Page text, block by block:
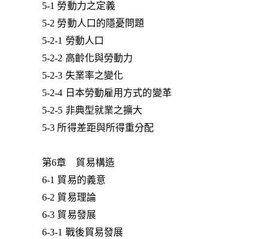
5-1 勞動力之定義
5-2 勞動人口的隱憂問題
5-2-1 勞動人口
5-2-2 高齡化與勞動力
5-2-3 失業率之變化
5-2-4 日本勞動雇用方式的變革
5-2-5 非典型就業之擴大
5-3 所得差距與所得重分配
第6章 貿易構造
6-1 貿易的義意
6-2 貿易理論
6-3 貿易發展
6-3-1 戰後貿易發展